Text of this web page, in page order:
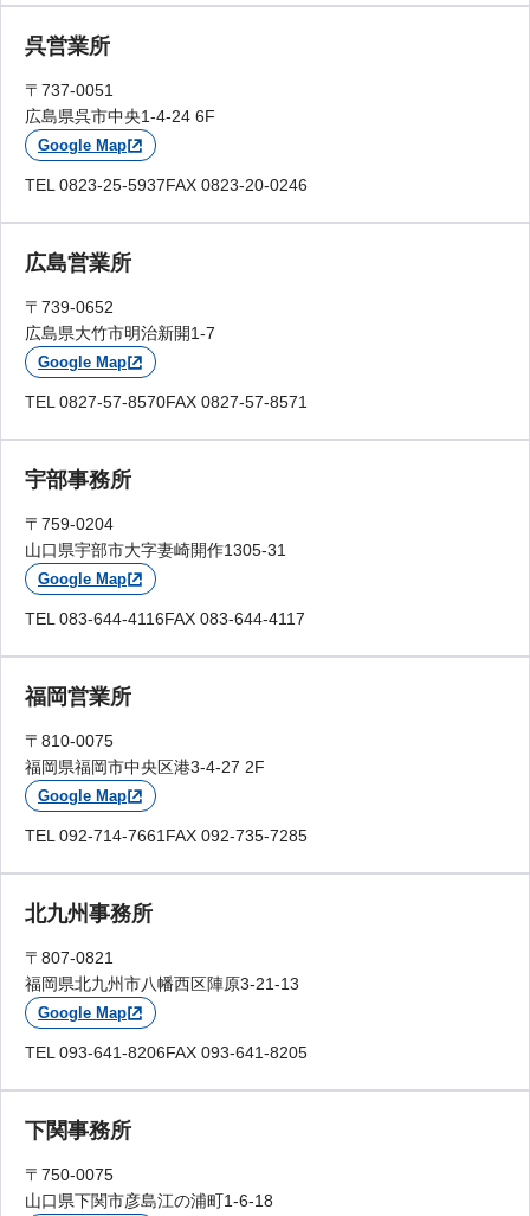
呉営業所
〒737-0051
広島県呉市中央1-4-24 6F
Google Map
TEL 0823-25-5937FAX 0823-20-0246
広島営業所
〒739-0652
広島県大竹市明治新開1-7
Google Map
TEL 0827-57-8570FAX 0827-57-8571
宇部事務所
〒759-0204
山口県宇部市大字妻崎開作1305-31
Google Map
TEL 083-644-4116FAX 083-644-4117
福岡営業所
〒810-0075
福岡県福岡市中央区港3-4-27 2F
Google Map
TEL 092-714-7661 FAX 092-735-7285
北九州事務所
〒807-0821
福岡県北九州市八幡西区陣原3-21-13
Google Map
TEL 093-641-8206FAX 093-641-8205
下関事務所
〒750-0075
山口県下関市彦島江の浦町1-6-18